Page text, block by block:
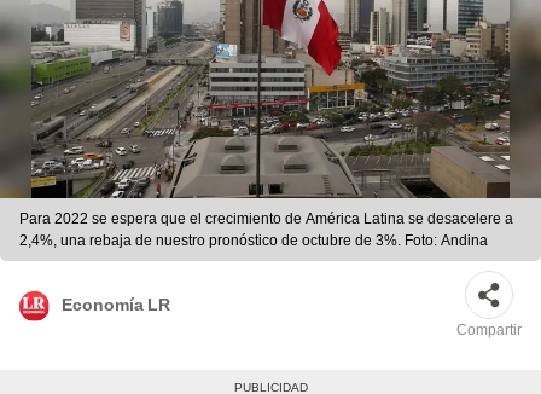
Para 2022 se espera que el crecimiento de América Latina se desacelere a
2,4%, una rebaja de nuestro pronóstico de octubre de 3%. Foto: Andina
Economía LR
Compartir